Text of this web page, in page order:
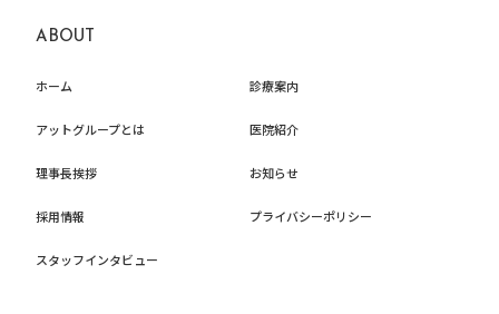
ABOUT
ホーム
アットグループとは
理事長挨拶
採用情報
スタッフインタビュー
診療案内
医院紹介
お知らせ
プライバシーポリシー